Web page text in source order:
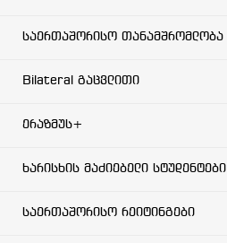
საერთაშორისო თანამშრომლობა
Bilateral გაცვლითი
ერაზმუს+
ხარისხის მაძიებელი სტუდენტები
საერთაშორისო რეიტინგები